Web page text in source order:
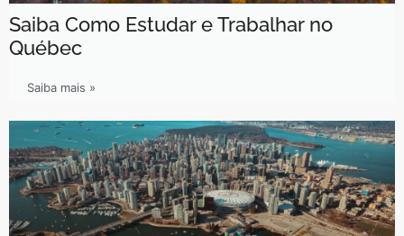
Saiba Como Estudar e Trabalhar no
Québec
Saiba mais »